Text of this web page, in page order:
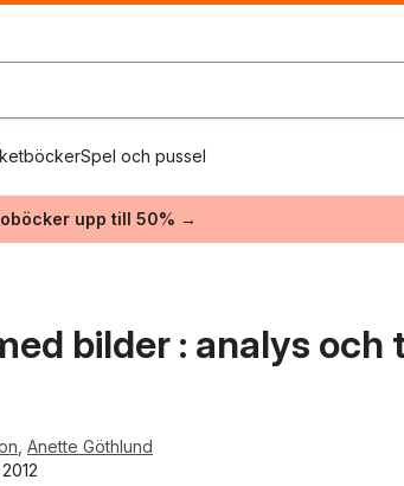
Spel och pussel
upp till 50% →
bilder : analys och
Anette Göthlund